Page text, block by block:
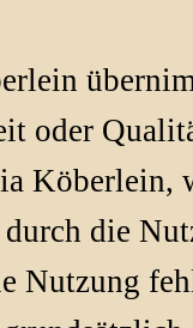
oder
Köberlein,
die
Nutzung